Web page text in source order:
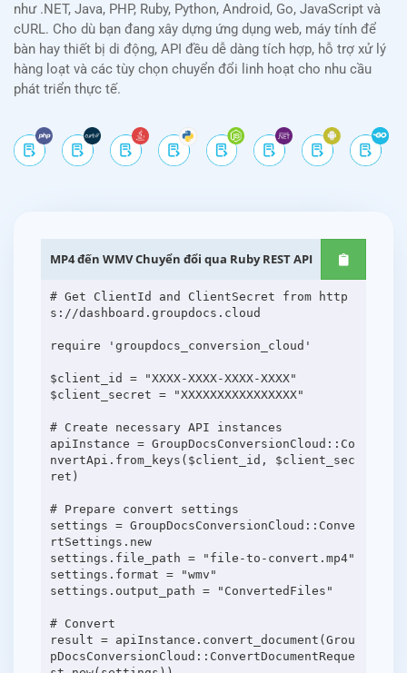
như .NET, Java, PHP, Ruby, Python, Android, Go, JavaScript và
cURL. Cho dù bạn đang xây dựng ứng dụng web, máy tính để
bàn hay thiết bị di động, API đều dễ dàng tích hợp, hỗ trợ xử lý
hàng loạt và các tùy chọn chuyển đổi linh hoạt cho nhu cầu
phát triển thực tế.
MP4 đến WMV Chuyển đổi qua Ruby REST API
# Get ClientId and ClientSecret from http
s://dashboard.groupdocs.cloud
require 'groupdocs_conversion_cloud'
$client_id = "XXXX-XXXX-XXXX-XXXX"
$client_secret = "XXXXXXXXXXXXXXXX"
# Create necessary API instances
apiInstance = GroupDocsConversionCloud::Co
nvertApi.from_keys($client_id, $client_sec
ret)
# Prepare convert settings
settings = GroupDocsConversionCloud::Conve
rtSettings.new
settings.file_path = "file-to-convert.mp4"
settings.format = "wmv"
settings.output_path = "ConvertedFiles"
# Convert
result = apiInstance.convert_document(Grou
pDocsConversionCloud::ConvertDocumentReque